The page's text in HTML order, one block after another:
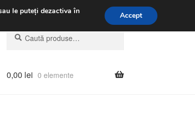
6816
Caută
după:
Caută
0,00 lei 0 elemente
le puteți dezactiva în
Accept